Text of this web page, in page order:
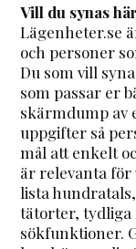
Vill du synas här
Lägenheter.se
och personer
Du som vill
som passar er
skärmdump av
uppgifter så
mål att enkelt
är relevanta för
lista
tätorter, tydliga
sökfunktioner.